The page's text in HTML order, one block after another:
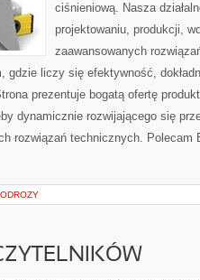
ciśnieniową. Nasza
projektowaniu, produkcji,
zaawansowanych
gdzie liczy się efektywność,
prezentuje bogatą ofertę
dynamicznie rozwijającego się
rozwiązań technicznych. Polecam